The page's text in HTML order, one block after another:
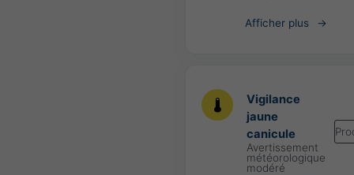
Afficher plus
Vigilance
jaune
canicule
Avertissement
météorologique
modéré